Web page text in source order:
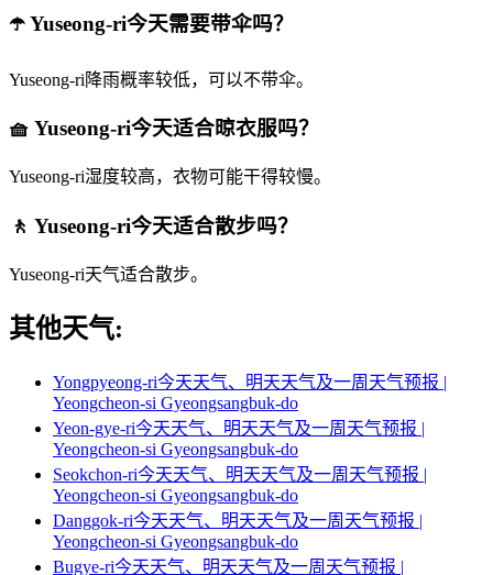
☂️ Yuseong-ri今天需要带伞吗？
Yuseong-ri降雨概率较低，可以不带伞。
🧺 Yuseong-ri今天适合晾衣服吗？
Yuseong-ri湿度较高，衣物可能干得较慢。
🚶 Yuseong-ri今天适合散步吗？
Yuseong-ri天气适合散步。
其他天气:
Yongpyeong-ri今天天气、明天天气及一周天气预报 |
Yeongcheon-si Gyeongsangbuk-do
Yeon-gye-ri今天天气、明天天气及一周天气预报 |
Yeongcheon-si Gyeongsangbuk-do
Seokchon-ri今天天气、明天天气及一周天气预报 |
Yeongcheon-si Gyeongsangbuk-do
Danggok-ri今天天气、明天天气及一周天气预报 |
Yeongcheon-si Gyeongsangbuk-do
Bugye-ri今天天气、明天天气及一周天气预报 |